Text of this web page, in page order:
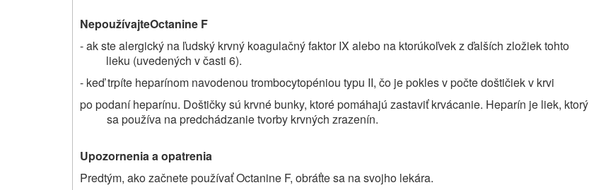
NepoužívajteOctanine F
- ak ste alergický na ľudský krvný koagulačný faktor IX alebo na ktorúkoľvek z ďalších zložiek tohto
lieku (uvedených v časti 6).
- keď trpíte heparínom navodenou trombocytopéniou typu II, čo je pokles v počte doštičiek v krvi
po podaní heparínu. Doštičky sú krvné bunky, ktoré pomáhajú zastaviť krvácanie. Heparín je liek, ktorý
sa používa na predchádzanie tvorby krvných zrazenín.
Upozornenia a opatrenia
Predtým, ako začnete používať Octanine F, obráťte sa na svojho lekára.